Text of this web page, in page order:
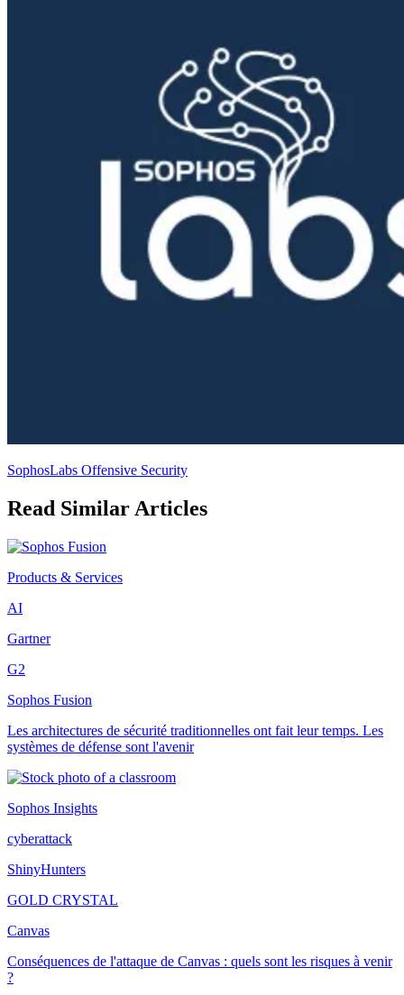
SophosLabs Offensive Security
Read Similar Articles
Products & Services
AI
Gartner
G2
Sophos Fusion
Les architectures de sécurité traditionnelles ont fait leur temps. Les
systèmes de défense sont l'avenir
Sophos Insights
cyberattack
ShinyHunters
GOLD CRYSTAL
Canvas
Conséquences de l'attaque de Canvas : quels sont les risques à venir
?